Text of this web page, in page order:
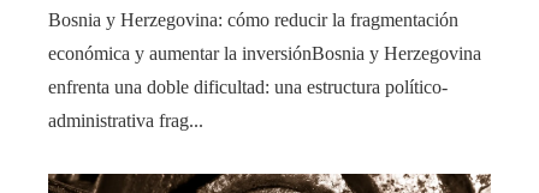
Bosnia y Herzegovina: cómo reducir la fragmentación
económica y aumentar la inversiónBosnia y Herzegovina
enfrenta una doble dificultad: una estructura político-
administrativa frag...